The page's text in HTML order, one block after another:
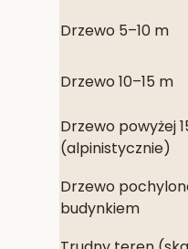
Drzewo 5–10 m
Drzewo 10–15 m
Drzewo powyżej
(alpinistycznie)
Drzewo
budynkiem